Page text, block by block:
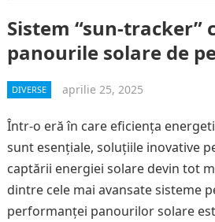
Sistem “sun-tracker”
panourile solare de
DIVERSE aprilie 25, 2025
Într-o eră în care eficiența
sunt esențiale, soluțiile inovative
captării energiei solare devin tot
dintre cele mai avansate sisteme
performanței panourilor solare